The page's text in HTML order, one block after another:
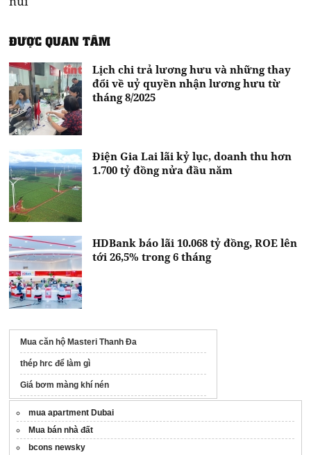
ĐƯỢC QUAN TÂM
Lịch chi trả lương hưu và những thay
đổi về uỷ quyền nhận lương hưu từ
tháng 8/2025
Điện Gia Lai lãi kỷ lục, doanh thu hơn
1.700 tỷ đồng nửa đầu năm
HDBank báo lãi 10.068 tỷ đồng, ROE lên
tới 26,5% trong 6 tháng
Mua căn hộ Masteri Thanh Đa
thép hrc để làm gì
Giá bơm màng khí nén
Công tyMicrocement
Xe nâng người
mua apartment Dubai
Mua bán nhà đất
bcons newsky